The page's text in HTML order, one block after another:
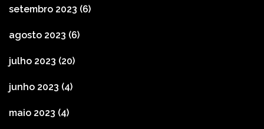
setembro 2023 (6)
agosto 2023 (6)
julho 2023 (20)
junho 2023 (4)
maio 2023 (4)